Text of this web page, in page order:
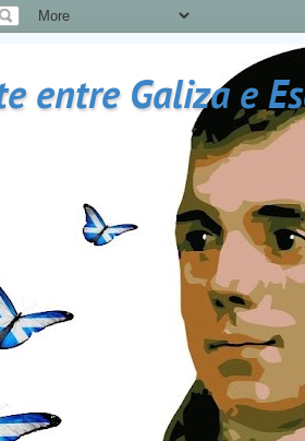
entre Galiza e